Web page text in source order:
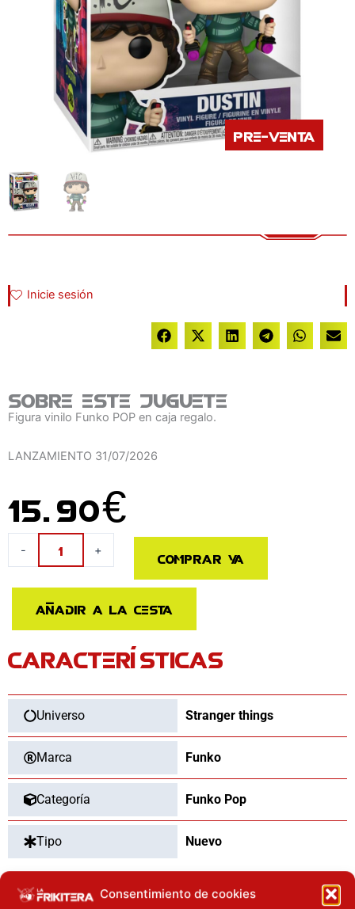
Consentimiento de cookies
Pre-venta
Inicie sesión
Sobre este juguete
Figura vinilo Funko POP en caja regalo.
LANZAMIENTO 31/07/2026
15.90€
-
'85
cantidad
+ Comprar ya
Añadir a la cesta
CARACTERÍSTICAS
Universo Stranger things
Marca Funko
Categoría Funko Pop
Tipo Nuevo